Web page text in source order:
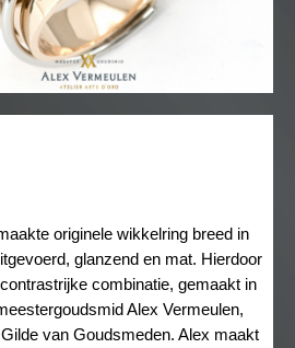
originele wikkelring breed in
glanzend en mat. Hierdoor
combinatie, gemaakt in
Alex Vermeulen,
van Goudsmeden. Alex maakt